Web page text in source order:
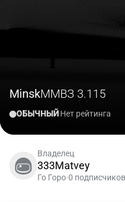
MinskММВЗ 3.115
ОБЫЧНЫЙНет рейтинга
Владелец
333Matvey
Го Горо•0 подписчиков